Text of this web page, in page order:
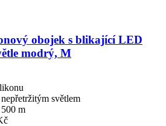
obojek s blikající LED
modrý, M
světlem
m